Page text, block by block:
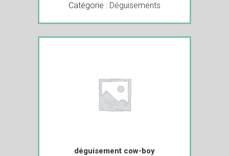
Catégorie : Déguisements
déguisement cow-boy